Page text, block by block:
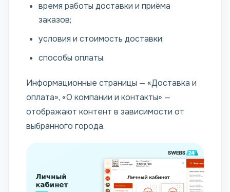
время работы доставки и приёма
заказов;
условия и стоимость доставки;
способы оплаты.
Информационные страницы — «Доставка и
оплата», «О компании и контакты» —
отображают контент в зависимости от
выбранного города.